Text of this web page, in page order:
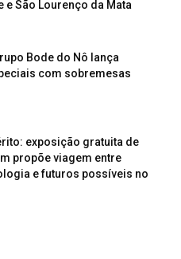
e São Lourenço da Mata
Bode do Nô lança
com sobremesas
exposição gratuita de
propõe viagem entre
e futuros possíveis no